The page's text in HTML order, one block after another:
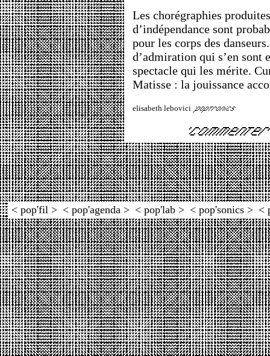
Les chorégraphies
d’indépendance sont
pour les corps des
d’admiration qui s’en sont
spectacle qui les mérite.
Matisse : la jouissance
elisabeth lebovici
< pop'fil > < pop'agenda > < pop'lab > < pop'sonics > <